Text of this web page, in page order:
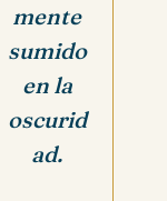
mente
sumido
en la
oscurid
ad.